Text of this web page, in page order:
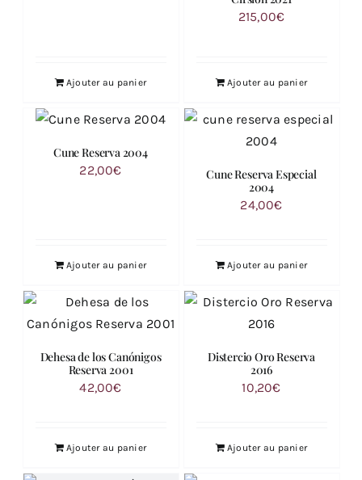
Ajouter au panier
215,00€
Ajouter au panier
Cune Reserva 2004
22,00€
Ajouter au panier
Cune Reserva Especial
2004
24,00€
Ajouter au panier
Dehesa de los Canónigos
Reserva 2001
42,00€
Ajouter au panier
Distercio Oro Reserva
2016
10,20€
Ajouter au panier